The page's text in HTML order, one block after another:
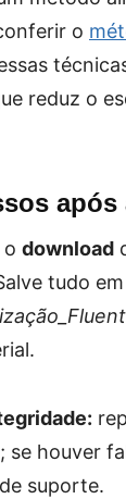
o
reduz o
após
o download
tudo
se houver
suporte.